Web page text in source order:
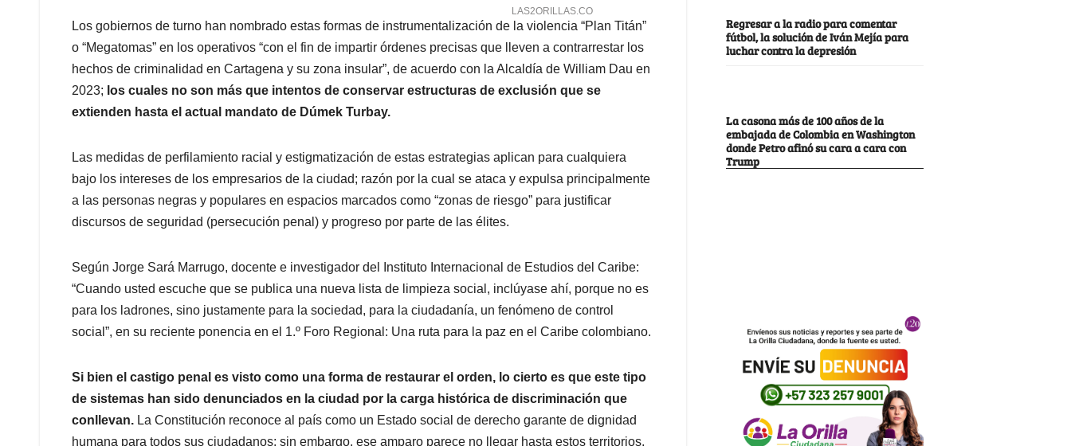
Los gobiernos de turno han nombrado estas formas de instrumentalización de la violencia “Plan Titán”
o “Megatomas” en los operativos “con el fin de impartir órdenes precisas que lleven a contrarrestar los
hechos de criminalidad en Cartagena y su zona insular”, de acuerdo con la Alcaldía de William Dau en
2023; los cuales no son más que intentos de conservar estructuras de exclusión que se
extienden hasta el actual mandato de Dúmek Turbay.
Las medidas de perfilamiento racial y estigmatización de estas estrategias aplican para cualquiera
bajo los intereses de los empresarios de la ciudad; razón por la cual se ataca y expulsa principalmente
a las personas negras y populares en espacios marcados como “zonas de riesgo” para justificar
discursos de seguridad (persecución penal) y progreso por parte de las élites.
Según Jorge Sará Marrugo, docente e investigador del Instituto Internacional de Estudios del Caribe:
“Cuando usted escuche que se publica una nueva lista de limpieza social, inclúyase ahí, porque no es
para los ladrones, sino justamente para la sociedad, para la ciudadanía, un fenómeno de control
social”, en su reciente ponencia en el 1.º Foro Regional: Una ruta para la paz en el Caribe colombiano.
Si bien el castigo penal es visto como una forma de restaurar el orden, lo cierto es que este tipo
de sistemas han sido denunciados en la ciudad por la carga histórica de discriminación que
conllevan. La Constitución reconoce al país como un Estado social de derecho garante de dignidad
humana para todos sus ciudadanos; sin embargo, ese amparo parece no llegar hasta estos territorios,
Regresar a la radio para comentar
fútbol, la solución de Iván Mejía para
luchar contra la depresión
La casona más de 100 años de la
embajada de Colombia en Washington
donde Petro afinó su cara a cara con
Trump